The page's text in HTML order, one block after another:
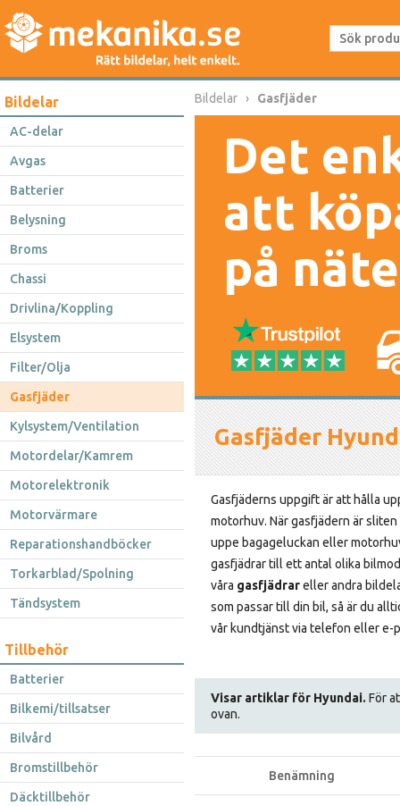
Bildelar
AC-delar
Avgas
Batterier
Belysning
Broms
Chassi
Drivlina/Koppling
Elsystem
Filter/Olja
Gasfjäder
Kylsystem/Ventilation
Motordelar/Kamrem
Motorelektronik
Motorvärmare
Reparationshandböcker
Torkarblad/Spolning
Tändsystem
Tillbehör
Batterier
Bilkemi/tillsatser
Bilvård
Bromstillbehör
Däcktillbehör
Bildelar Gasfjäder
Det
att
på
Gasfjäder
Gasfjäderns uppgift är att hålla
motorhuv. När gasfjädern är
uppe bagageluckan eller
gasfjädrar till ett antal olika
våra gasfjädrareller andra
som passar till din bil, så är du
vår kundtjänst via telefon eller e-
Visar artiklar för Hyundai. För
ovan.
Benämning